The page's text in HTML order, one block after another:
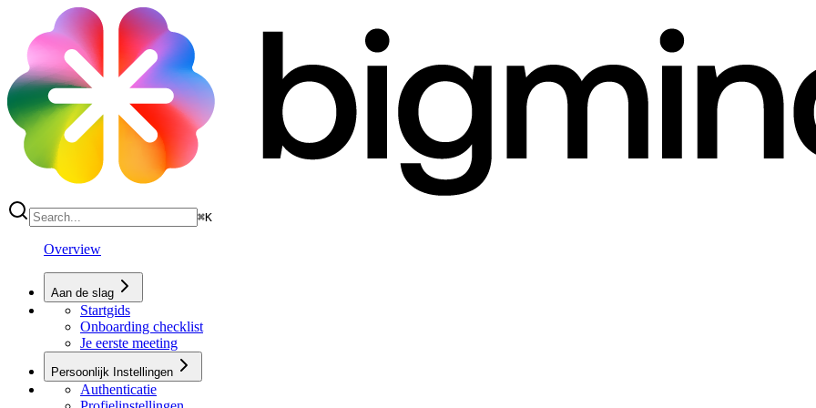
⌘K
Overview
Aan de slag
Startgids
Onboarding checklist
Je eerste meeting
Persoonlijk Instellingen
Authenticatie